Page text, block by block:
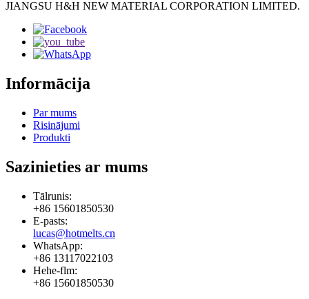
JIANGSU H&H NEW MATERIAL CORPORATION LIMITED.
Informācija
Par mums
Risinājumi
Produkti
Sazinieties ar mums
Tālrunis:
+86 15601850530
E-pasts:
lucas@hotmelts.cn
WhatsApp:
+86 13117022103
Hehe-flm:
+86 15601850530